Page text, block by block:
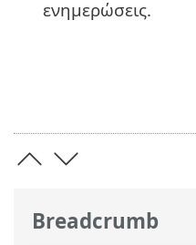
Breadcrumb
ενημερώσεις.